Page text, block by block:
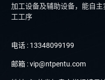
加工设备及辅助设备，能自
工工序
电话 : 13348099199
邮箱 : vip@ntpentu.com